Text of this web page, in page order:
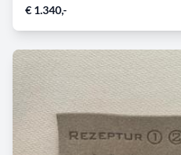
€ 1.340,-